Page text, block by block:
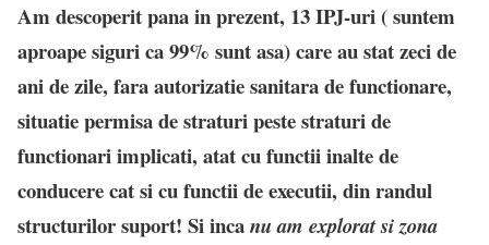
Am descoperit pana in prezent, 13 IPJ-uri ( suntem
aproape siguri ca 99% sunt asa) care au stat zeci de
ani de zile, fara autorizatie sanitara de functionare,
situatie permisa de straturi peste straturi de
functionari implicati, atat cu functii inalte de
conducere cat si cu functii de executii, din randul
structurilor suport! Si incanu am explorat si zona